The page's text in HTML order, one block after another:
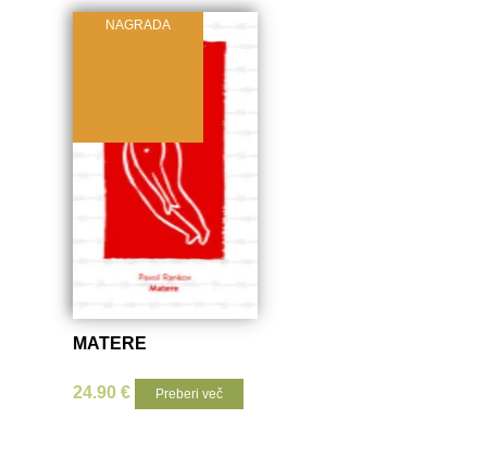
NAGRADA
MATERE
24.90€ Preberi več